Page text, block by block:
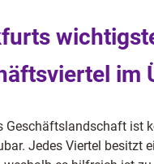
im
Geschäftslandschaft ist
Jedes Viertel besitzt